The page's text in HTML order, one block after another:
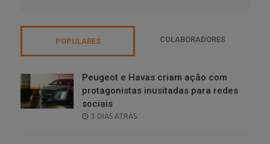
POPULARES COLABORADORES
Peugeot e Havas criam ação com
protagonistas inusitadas para redes
sociais
POSTED
3 DIAS ATRÁS